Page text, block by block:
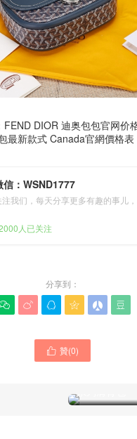
FEND DIOR 迪奥包包官网价
最新款式 Canada官網價格
信：WSND1777
注我们，每天分享更多有趣的事儿
人已关注
分享到：
     
 贊(0)
Goyard戈雅